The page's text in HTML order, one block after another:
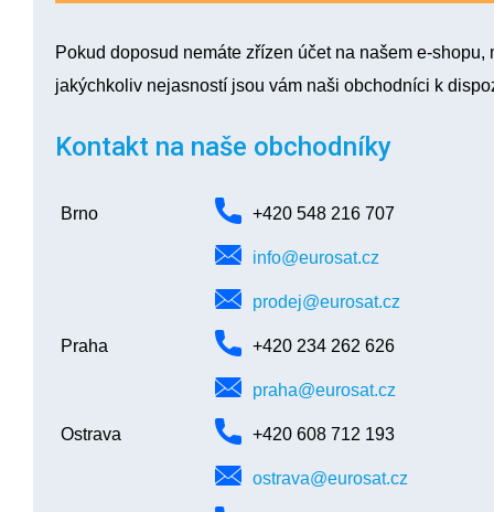
Pokud doposud nemáte zřízen účet na našem e-shopu,
jakýchkoliv nejasností jsou vám naši obchodníci k
Kontakt na naše obchodníky
Brno +420 548 216 707
info@eurosat.cz
prodej@eurosat.cz
Praha +420 234 262 626
praha@eurosat.cz
Ostrava +420 608 712 193
ostrava@eurosat.cz